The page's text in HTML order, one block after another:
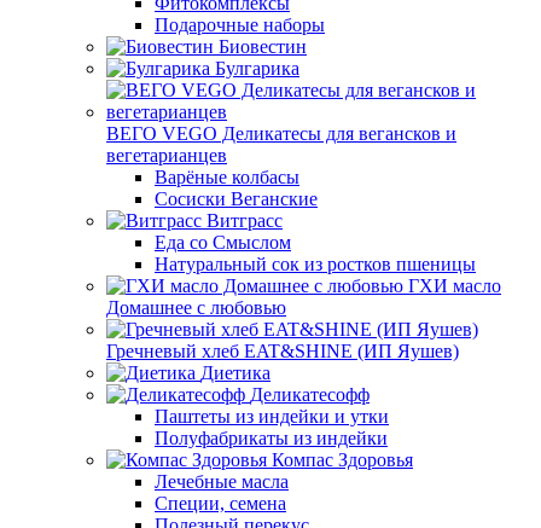
Подарочные наборы
Биовестин
Булгарика
ВЕГО VEGO Деликатесы для вегансков и
вегетарианцев
Варёные колбасы
Сосиски Веганские
Витграсс
Еда со Смыслом
Натуральный сок из ростков пшеницы
ГХИ масло
Домашнее с любовью
Гречневый хлеб EAT&SHINE (ИП Яушев)
Диетика
Деликатесофф
Паштеты из индейки и утки
Полуфабрикаты из индейки
Компас Здоровья
Лечебные масла
Специи, семена